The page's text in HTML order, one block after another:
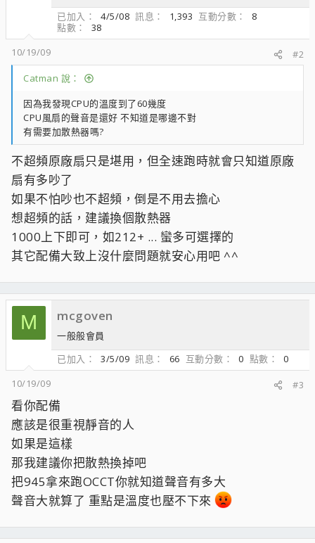
已加入
4/5/08 訊息 1,393 互動分數
8
點數
38
10/19/09
#2
Catman 說：
因為我發現CPU的溫度到了60幾度
CPU風扇的聲音是還好 不知道是哪邊不對
有需要加散熱器嗎?
不超頻原廠扇只是堪用，但全速跑時就會只知道原廠
扇有多吵了
如果不怕吵也不超頻，倒是不用去擔心
想超頻的話，建議換個散熱器
1000上下即可，如212+ ... 蠻多可選擇的
其它配備大致上沒什麼問題就安心用吧 ^^
M mcgoven
一般般會員
已加入
3/5/09 訊息 66 互動分數 0 點數
0
10/19/09
#3
看你配備
應該是很重視靜音的人
如果是這樣
那我建議你把散熱換掉吧
把945拿來跑OCCT你就知道聲音有多大
聲音大就算了 重點是溫度也壓不下來